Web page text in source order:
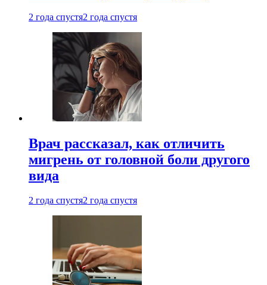
2 года спустя2 года спустя
Врач рассказал, как отличить
мигрень от головной боли другого
вида
2 года спустя2 года спустя